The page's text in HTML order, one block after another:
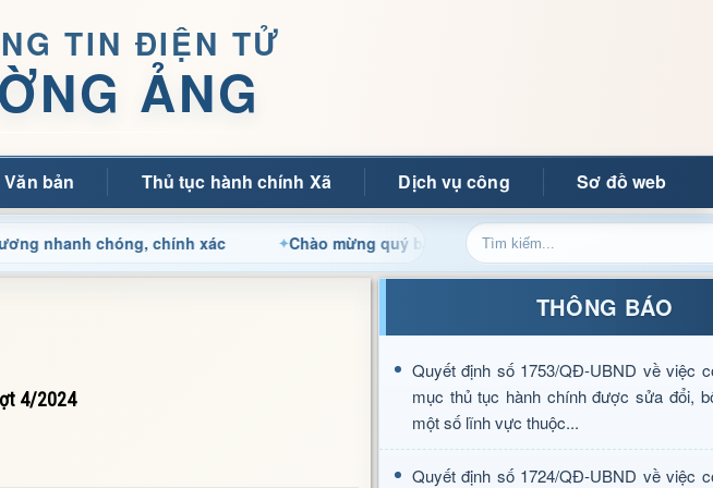
TIN ĐIỆN TỬ
ẢNG
Văn bản Thủ tục hành chính Xã Dịch vụ công Sơ đồ web
chóng, chính xác Chào mừng quý bạn đọc đến với Trang thông tin điện tử xã
4/2024
THÔNG BÁO
Quyết định số 1753/QĐ-UBND về việc
mục thủ tục hành chính được sửa đổi,
một số lĩnh vực thuộc...
Quyết định số 1724/QĐ-UBND về việc